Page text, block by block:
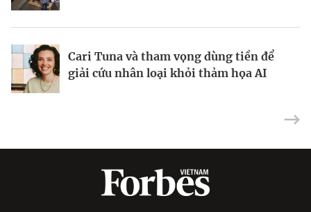
Cari Tuna và tham vọng dùng tiền để
giải cứu nhân loại khỏi thảm họa AI
Tỷ phú Ấn Độ làm giàu nhờ bán trang
sức cưới
Ông trùm xây dựng, khai khoáng
Philippines đối mặt bài toán bê tông